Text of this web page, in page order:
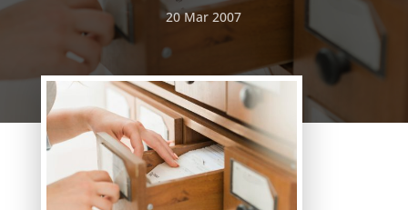
20 Mar 2007